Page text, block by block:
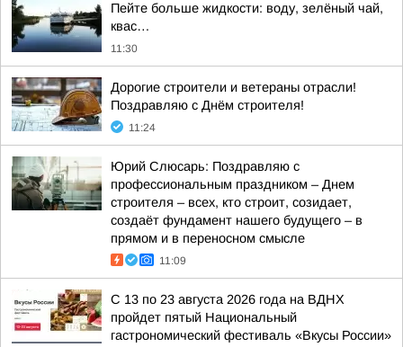
Пейте больше жидкости: воду, зелёный чай,
квас…
11:30
Дорогие строители и ветераны отрасли!
Поздравляю с Днём строителя!
11:24
Юрий Слюсарь: Поздравляю с
профессиональным праздником – Днем
строителя – всех, кто строит, созидает,
создаёт фундамент нашего будущего – в
прямом и в переносном смысле
11:09
С 13 по 23 августа 2026 года на ВДНХ
пройдет пятый Национальный
гастрономический фестиваль «Вкусы России»